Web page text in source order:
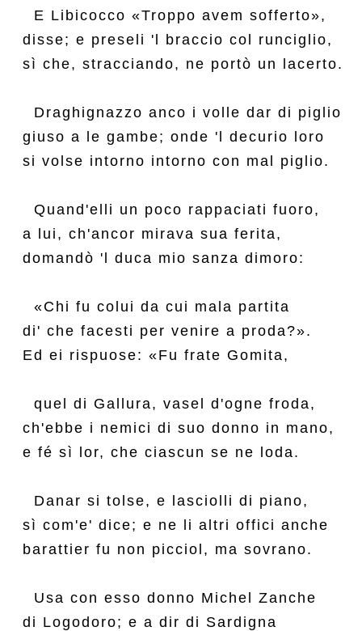
  E Libicocco «Troppo avem sofferto»,
disse; e preseli 'l braccio col runciglio,
sì che, stracciando, ne portò un lacerto.
  Draghignazzo anco i volle dar di piglio
giuso a le gambe; onde 'l decurio loro
si volse intorno intorno con mal piglio.
  Quand'elli un poco rappaciati fuoro,
a lui, ch'ancor mirava sua ferita,
domandò 'l duca mio sanza dimoro:
  «Chi fu colui da cui mala partita
di' che facesti per venire a proda?».
Ed ei rispuose: «Fu frate Gomita,
  quel di Gallura, vasel d'ogne froda,
ch'ebbe i nemici di suo donno in mano,
e fé sì lor, che ciascun se ne loda.
  Danar si tolse, e lasciolli di piano,
sì com'e' dice; e ne li altri offici anche
barattier fu non picciol, ma sovrano.
  Usa con esso donno Michel Zanche
di Logodoro; e a dir di Sardigna